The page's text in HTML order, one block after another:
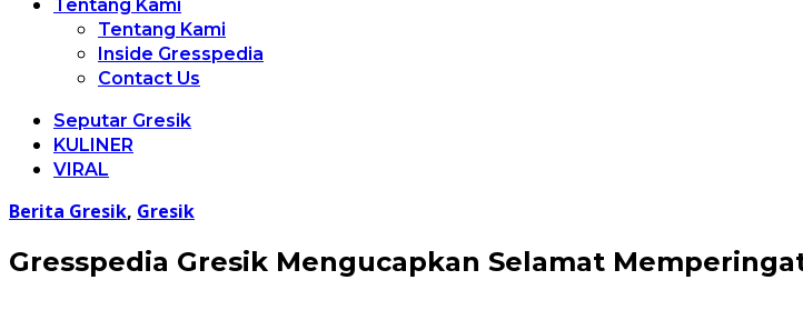
Tentang Kami
Tentang Kami
Inside Gresspedia
Contact Us
Seputar Gresik
KULINER
VIRAL
Berita Gresik, Gresik
Gresspedia Gresik Mengucapkan Selamat